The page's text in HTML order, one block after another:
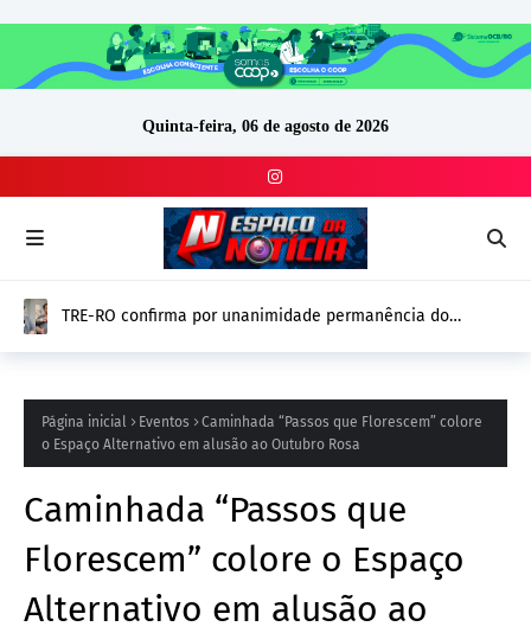
Quinta-feira, 06 de agosto de 2026
PF apreende R$ 2 milhões em Porto Velho; até o momento,
confirmação
Página inicial Eventos
Caminhada “Passos que Florescem” colore
o Espaço Alternativo em alusão ao Outubro Rosa
Caminhada “Passos que
Florescem” colore o Espaço
Alternativo em alusão ao